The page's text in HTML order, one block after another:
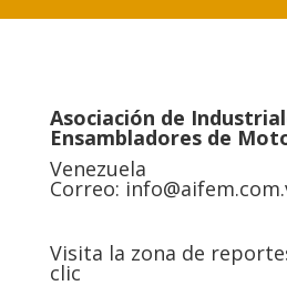
Asociación de
Ensambladores de
Venezuela
Correo:
Visita la zona de
clic